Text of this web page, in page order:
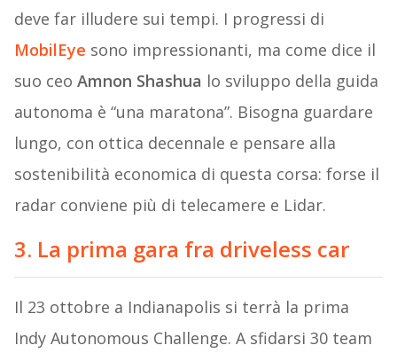
deve far illudere sui tempi. I progressi di
MobilEye sono impressionanti, ma come dice il
suo ceo Amnon Shashua lo sviluppo della guida
autonoma è “una maratona”. Bisogna guardare
lungo, con ottica decennale e pensare alla
sostenibilità economica di questa corsa: forse il
radar conviene più di telecamere e Lidar.
3. La prima gara fra driveless car
Il 23 ottobre a Indianapolis si terrà la prima
Indy Autonomous Challenge. A sfidarsi 30 team